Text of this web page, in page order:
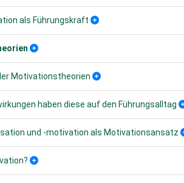
als Führungskraft
Motivationstheorien
haben diese auf den Führungsalltag
und -motivation als Motivationsansatz